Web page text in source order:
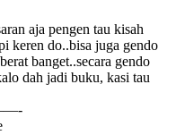
aja pengen tau kisah
keren do..bisa juga gendo
banget..secara gendo
dah jadi buku, kasi tau